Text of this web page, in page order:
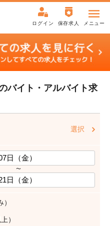
ログイン 保存求人 メニュー
バイト・アルバイト求
選択
〜
）